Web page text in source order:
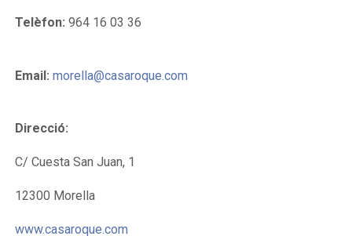
Telèfon:964 16 03 36
Email:morella@casaroque.com
Direcció:
C/ Cuesta San Juan, 1
12300 Morella
www.casaroque.com